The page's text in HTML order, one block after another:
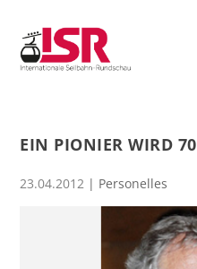
EIN PIONIER WIRD 70
23.04.2012 | Personelles